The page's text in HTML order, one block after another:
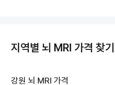
지역별 뇌 MRI 가격 찾기
강원 뇌 MRI 가격